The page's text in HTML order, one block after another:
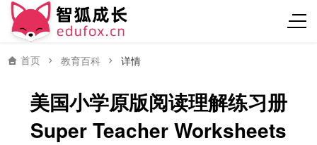
首页 教育百科 详情
美国小学原版阅读理解练习册
Super Teacher Worksheets